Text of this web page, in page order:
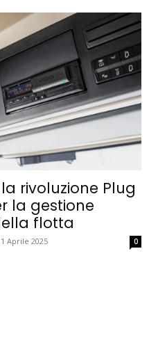
la rivoluzione Plug
la gestione
flotta
Aprile 2025 0